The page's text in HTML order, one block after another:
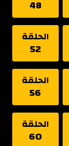
48
الحلقة
52
الحلقة
56
الحلقة
60